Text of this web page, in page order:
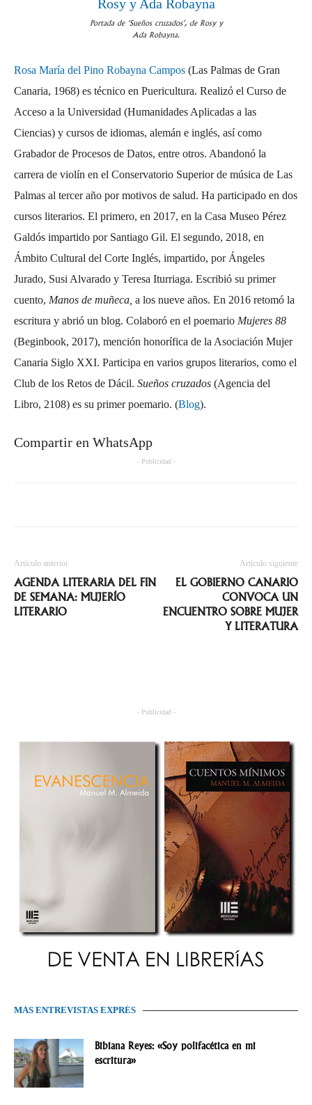
Portada de ‘Sueños cruzados’, de Rosy y
Ada Robayna.
Rosa María del Pino Robayna Campos (Las Palmas de Gran
Canaria, 1968) es técnico en Puericultura. Realizó el Curso de
Acceso a la Universidad (Humanidades Aplicadas a las
Ciencias) y cursos de idiomas, alemán e inglés, así como
Grabador de Procesos de Datos, entre otros. Abandonó la
carrera de violín en el Conservatorio Superior de música de Las
Palmas al tercer año por motivos de salud. Ha participado en dos
cursos literarios. El primero, en 2017, en la Casa Museo Pérez
Galdós impartido por Santiago Gil. El segundo, 2018, en
Ámbito Cultural del Corte Inglés, impartido, por Ángeles
Jurado, Susi Alvarado y Teresa Iturriaga. Escribió su primer
cuento, Manos de muñeca, a los nueve años. En 2016 retomó la
escritura y abrió un blog. Colaboró en el poemario Mujeres 88
(Beginbook, 2017), mención honorífica de la Asociación Mujer
Canaria Siglo XXI. Participa en varios grupos literarios, como el
Club de los Retos de Dácil. Sueños cruzados (Agencia del
Libro, 2108) es su primer poemario. (Blog).
Compartir en WhatsApp
- Publicidad -
Artículo anterior
AGENDA LITERARIA DEL FIN
DE SEMANA: MUJERÍO
LITERARIO
Artículo siguiente
EL GOBIERNO CANARIO
CONVOCA UN
ENCUENTRO SOBRE MUJER
Y LITERATURA
- Publicidad -
MÁS ENTREVISTAS EXPRÉS
Bibiana Reyes: «Soy polifacética en mi
escritura»